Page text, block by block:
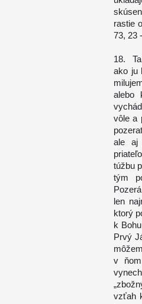
rastie
73, 23
18.
ako ju
alebo
vôle a
ale aj
túžbu
tým
len
ktorý
k
Prvý
v
vzťah